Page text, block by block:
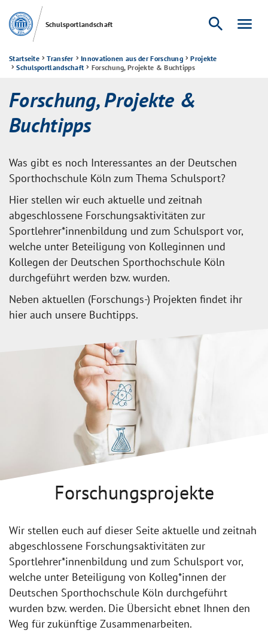
Schulsportlandschaft search menu
Startseite Transfer Innovationen aus der Forschung
Projekte
Schulsportlandschaft
Forschung, Projekte & Buchtipps
Forschung, Projekte &
Buchtipps
Was gibt es noch Interessantes an der Deutschen
Sporthochschule Köln zum Thema Schulsport?
Hier stellen wir euch aktuelle und zeitnah
abgeschlossene Forschungsaktivitäten zur
Sportlehrer*innenbildung und zum Schulsport vor,
welche unter Beteiligung von Kolleginnen und
Kollegen der Deutschen Sporthochschule Köln
durchgeführt werden bzw. wurden.
Neben aktuellen (Forschungs-) Projekten findet ihr
hier auch unsere Buchtipps.
Forschungsprojekte
Wir stellen euch auf dieser Seite aktuelle und zeitnah
abgeschlossene Forschungsaktivitäten zur
Sportlehrer*innenbildung und zum Schulsport vor,
welche unter Beteiligung von Kolleg*innen der
Deutschen Sporthochschule Köln durchgeführt
wurden bzw. werden. Die Übersicht ebnet Ihnen den
Weg für zukünftige Zusammenarbeiten.